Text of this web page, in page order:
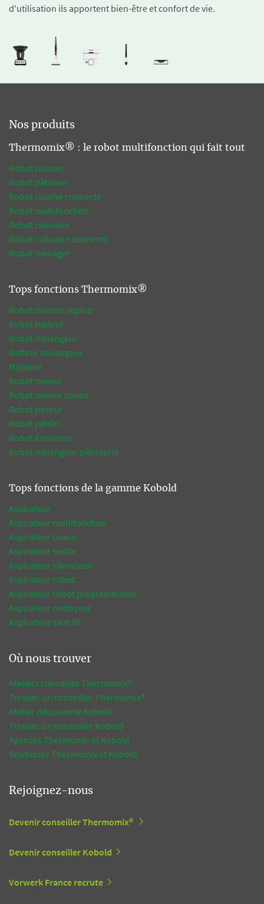
d'utilisation ils apportent bien-être et confort de vie.
Nos produits
Thermomix® : le robot multifonction qui fait tout
Robot cuisine
Robot pâtissier
Robot cuisine connecté
Robot multifonction
Robot culinaire
Robot culinaire connecté
Robot ménager
Tops fonctions Thermomix®
Robot cuiseur vapeur
Robot batteur
Robot mélangeur
Batteur mélangeur
Mijoteur
Robot mixeur
Robot mixeur soupe
Robot peseur
Robot pétrin
Robot éminceur
Robot mélangeur pâtisserie
Tops fonctions de la gamme Kobold
Aspirateur
Aspirateur multifonction
Aspirateur laveur
Aspirateur textile
Aspirateur silencieux
Aspirateur robot
Aspirateur robot programmable
Aspirateur nettoyeur
Aspirateur sans fil
Où nous trouver
Ateliers culinaires Thermomix®
Trouver un conseiller Thermomix®
Atelier découverte Kobold
Trouver un conseiller Kobold
Agences Thermomix et Kobold
Boutiques Thermomix et Kobold
Rejoignez-nous
Devenir conseiller Thermomix®
Devenir conseiller Kobold
Vorwerk France recrute